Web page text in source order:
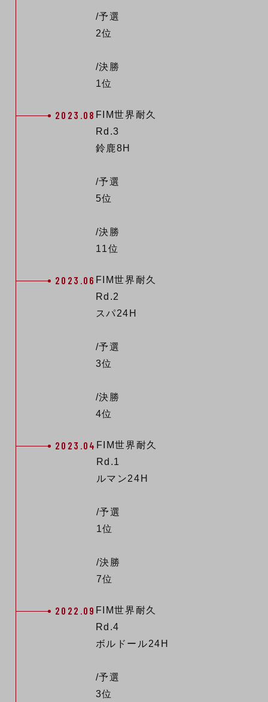
/予選
2位
/決勝
1位
2023.08 FIM世界耐久
Rd.3
鈴鹿8H
/予選
5位
/決勝
11位
2023.06 FIM世界耐久
Rd.2
スパ24H
/予選
3位
/決勝
4位
2023.04 FIM世界耐久
Rd.1
ルマン24H
/予選
1位
/決勝
7位
2022.09 FIM世界耐久
Rd.4
ボルドール24H
/予選
3位